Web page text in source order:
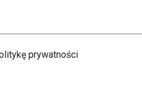
prywatności